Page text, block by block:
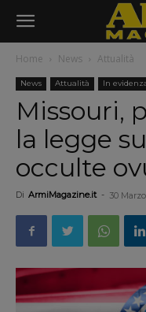
Home News Attualità
News Attualità In
Missouri,
la legge
occulte
Di ArmiMagazine.it - 30